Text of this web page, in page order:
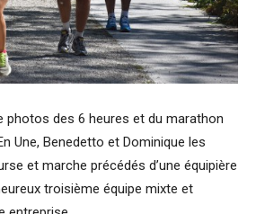
photos des 6 heures et du marathon
Une, Benedetto et Dominique les
et marche précédés d’une équipière
troisième équipe mixte et